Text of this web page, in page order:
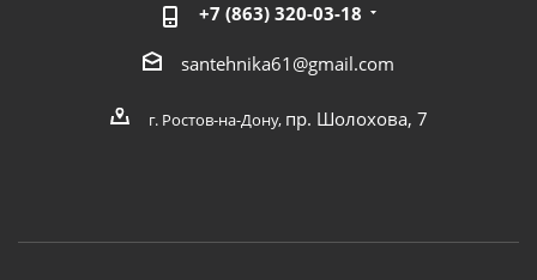
+7 (863) 320-03-18
santehnika61@gmail.com
г. Ростов-на-Дону, пр. Шолохова, 7